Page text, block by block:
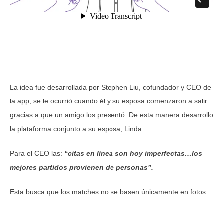
La idea fue desarrollada por Stephen Liu, cofundador y CEO de
la app, se le ocurrió cuando él y su esposa comenzaron a salir
gracias a que un amigo los presentó. De esta manera desarrollo
la plataforma conjunto a su esposa, Linda.
Para el CEO las: “citas en línea son hoy imperfectas…los
mejores partidos provienen de personas”.
Esta busca que los matches no se basen únicamente en fotos